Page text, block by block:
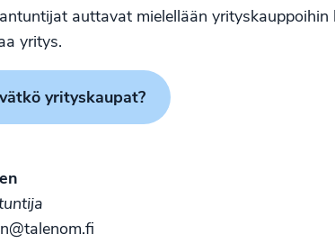
auttavat mielellään
yritys.
yrityskaupat?